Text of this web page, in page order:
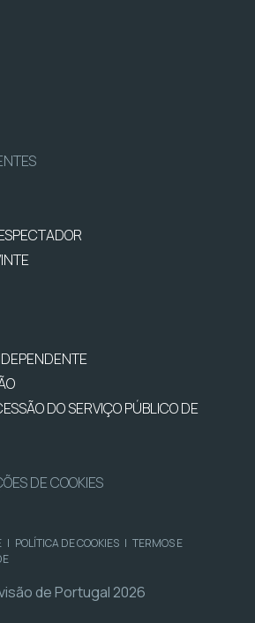
DO SERVIÇO PÚBLICO DE
DE COOKIES
| POLÍTICA DE COOKIES | TERMOS E
de Portugal 2026